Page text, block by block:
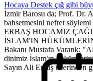
Hocaya Destek çığ gibi
İzmir Barosu da; Prof. Dr.
bahsetmesini nefret
ERBAŞ HOCAMIZ
İSLAM'IN
Bakanı Mustafa Varank:
dinimiz İslam'ın
Sayın Ali Erbaş üzerinden